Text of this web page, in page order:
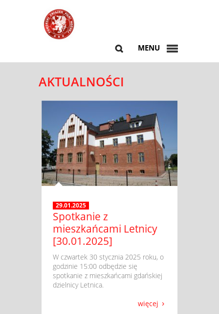
MENU
AKTUALNOŚCI
29.01.2025
Spotkanie z
mieszkańcami Letnicy
[30.01.2025]
​ W czwartek 30 stycznia 2025 roku, o
godzinie 15:00 odbędzie się
spotkanie z mieszkańcami gdańskiej
dzielnicy Letnica.
więcej